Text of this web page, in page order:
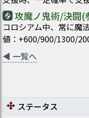
攻魔ノ鬼術/決闘(
コロシアム中、常に魔
値：+600/900/1300/
◀ 一覧へ
ステータス